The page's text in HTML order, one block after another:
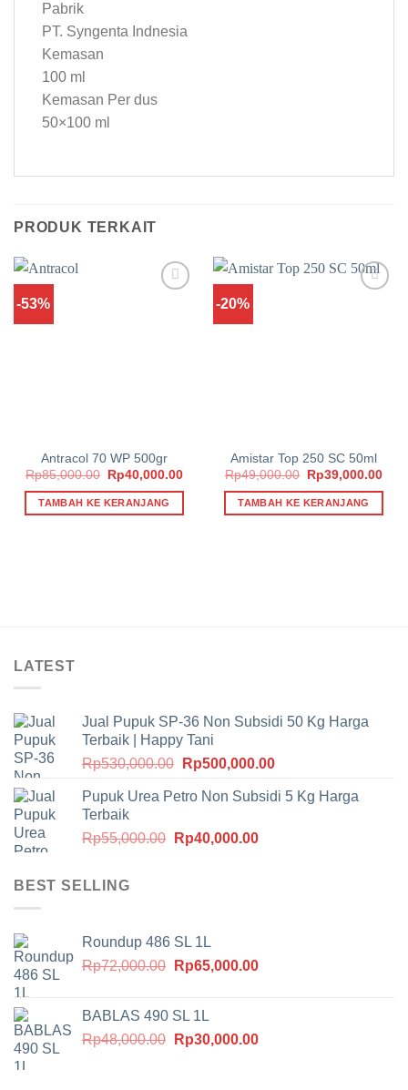
Pabrik
PT. Syngenta Indnesia
Kemasan
100 ml
Kemasan Per dus
50×100 ml
PRODUK TERKAIT
-53%
Antracol 70 WP 500gr
Rp85,000.00
Harga
aslinya
adalah:
Rp85,000.00.
Rp40,000.00Harga
TAMBAH KE KERANJANG
-20%
Amistar Top 250 SC 50ml
Rp49,000.00
Harga
aslinya
adalah:
Rp49,000.00.
Rp39,000.00
TAMBAH KE KERANJANG
LATEST
Jual Pupuk SP-36 Non Subsidi 50 Kg Harga
Terbaik | Happy Tani
Rp530,000.00 Harga
adalah:
Rp500,000.00Harga
ini
Pupuk Urea Petro Non Subsidi 5 Kg Harga
Terbaik
Rp55,000.00 Harga
Rp40,000.00Harga
BEST SELLING
Roundup 486 SL 1L
Rp72,000.00 Harga
Rp72,000.00.
Rp65,000.00Harga
Rp65,000.00.
BABLAS 490 SL 1L
Rp48,000.00 Harga
Rp30,000.00Harga